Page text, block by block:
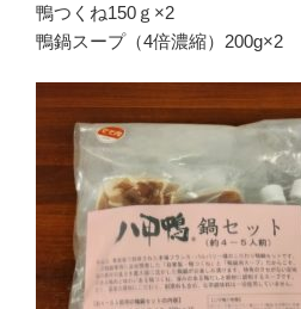
鴨つくね150ｇ×2
鴨鍋スープ（4倍濃縮）200g×2